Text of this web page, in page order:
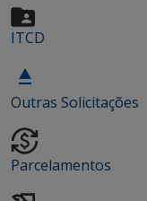
ITCD
Outras Solicitações
Parcelamentos